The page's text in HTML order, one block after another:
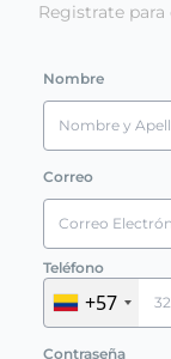
Registrate
Nombre
Correo
Teléfono
+57
Contraseña